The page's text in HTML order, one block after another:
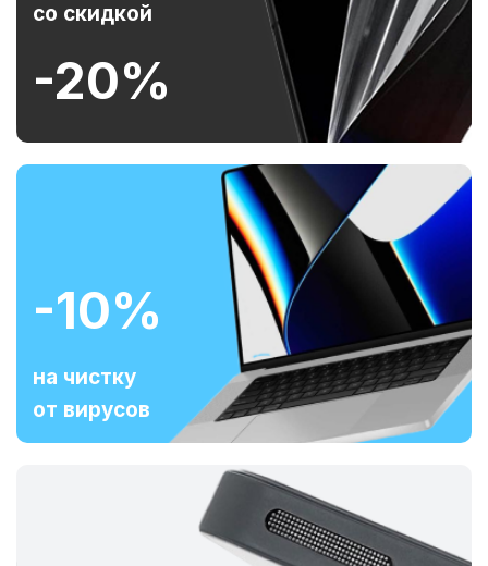
со скидкой
-20%
-10%
на чистку
от вирусов